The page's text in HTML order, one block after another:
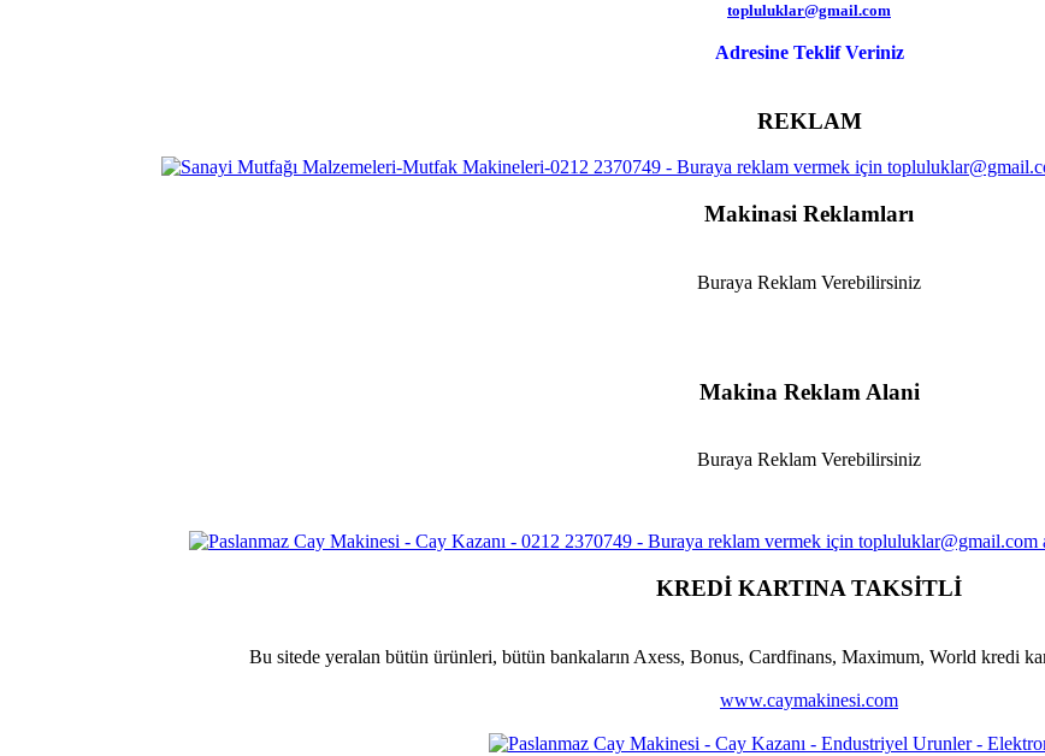
topluluklar@gmail.com
Adresine Teklif Veriniz
REKLAM
Makinasi Reklamları
Buraya Reklam Verebilirsiniz
Makina Reklam Alani
Buraya Reklam Verebilirsiniz
KREDİ KARTINA TAKSİTLİ
Bu sitede yeralan bütün ürünleri, bütün bankaların Axess, Bonus, Cardfinans, Maximum, World kredi
www.caymakinesi.com